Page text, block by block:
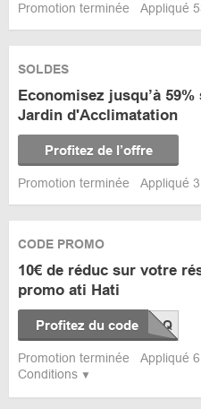
Promotion terminée Appliqué
SOLDES
Economisez jusqu’à
Jardin d'Acclimatation
Profitez de l’offre
Promotion terminée Appliqué
Conditions
CODE PROMO
10€ de réduc sur votre
promo ati Hati
Profitez du code
Promotion terminée Appliqué